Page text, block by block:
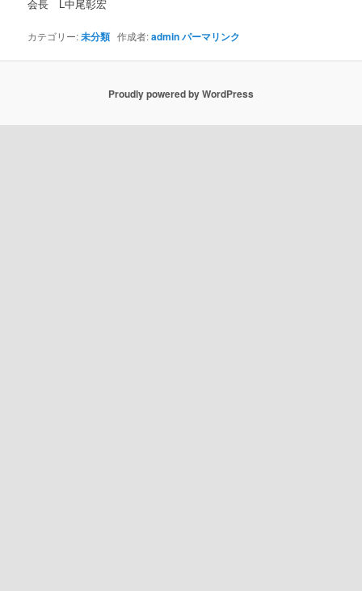
会長 L中尾彰宏
カテゴリー:未分類 作成者:adminパーマリンク
Proudly powered by WordPress